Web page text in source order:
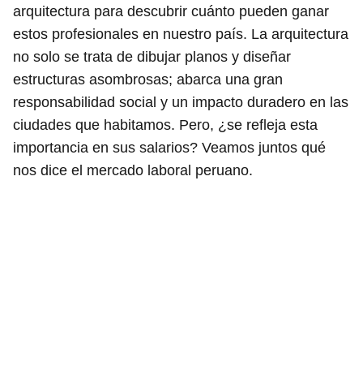
arquitectura para descubrir cuánto pueden ganar
estos profesionales en nuestro país. La arquitectura
no solo se trata de dibujar planos y diseñar
estructuras asombrosas; abarca una gran
responsabilidad social y un impacto duradero en las
ciudades que habitamos. Pero, ¿se refleja esta
importancia en sus salarios? Veamos juntos qué
nos dice el mercado laboral peruano.